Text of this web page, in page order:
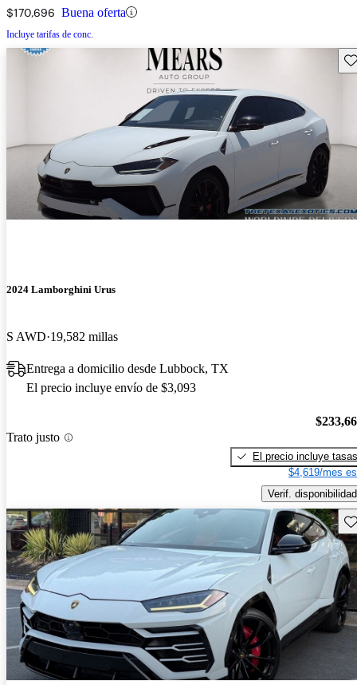
$170,696 Buena oferta
Incluye tarifas de conc.
2024 Lamborghini Urus
S AWD 19,582 millas
Entrega a domicilio desde Lubbock, TX
El precio incluye envío de $3,093
Trato justo
El precio incluye tasas
$4,619/mes
Verif. disponibilidad